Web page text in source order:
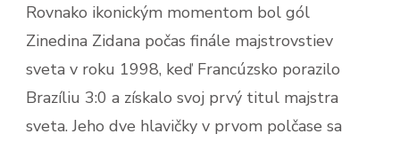
Rovnako ikonickým momentom bol gól
Zinedina Zidana počas finále majstrovstiev
sveta v roku 1998, keď Francúzsko porazilo
Brazíliu 3:0 a získalo svoj prvý titul majstra
sveta. Jeho dve hlavičky v prvom polčase sa